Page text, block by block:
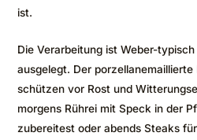
ist.
Die Verarbeitung ist Weber-
ausgelegt. Der porzellanemaillierte
schützen vor Rost und
morgens Rührei mit Speck in der
zubereitest oder abends Steaks